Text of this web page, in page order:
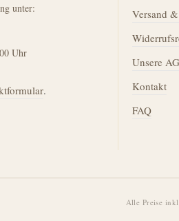
unter:
Uhr
.
Versand
Unsere
Kontakt
FAQ
Alle Preise